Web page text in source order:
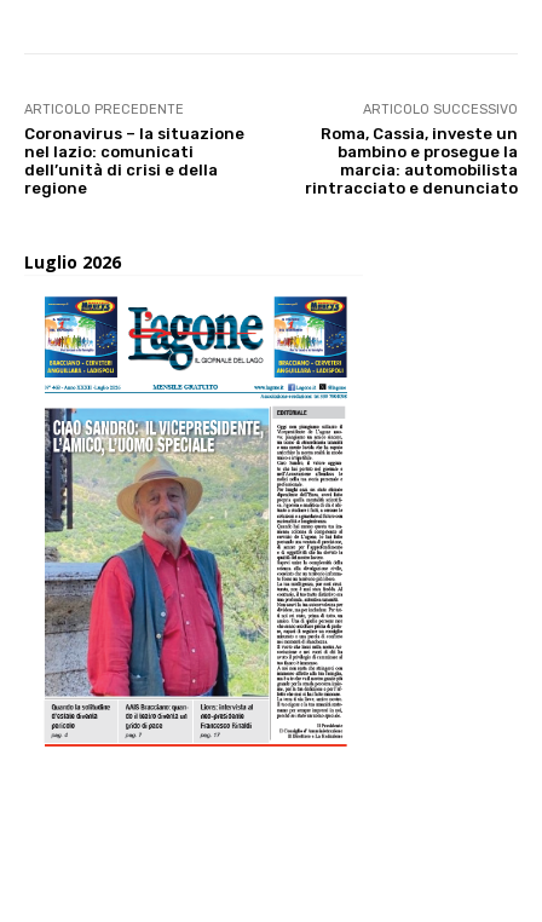
ARTICOLO PRECEDENTE
Coronavirus – la situazione
nel lazio: comunicati
dell’unità di crisi e della
regione
ARTICOLO SUCCESSIVO
Roma, Cassia, investe un
bambino e prosegue la
marcia: automobilista
rintracciato e denunciato
Luglio 2026